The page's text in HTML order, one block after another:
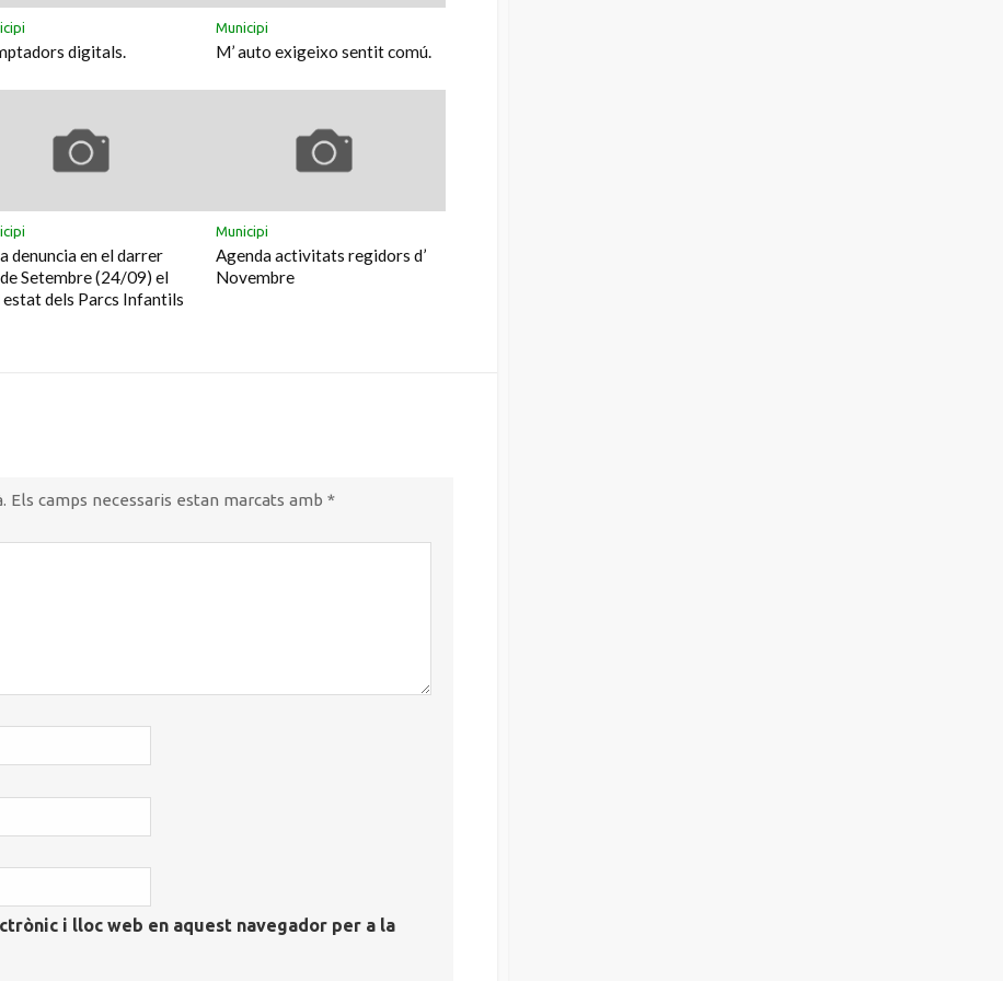
digitals.
Municipi
M’ auto exigeixo sentit comú.
denuncia en el darrer
Setembre (24/09) el
estat dels Parcs Infantils
Municipi
Agenda activitats regidors d’
Novembre
Els camps necessaris estan marcats amb *
i lloc web en aquest navegador per a la